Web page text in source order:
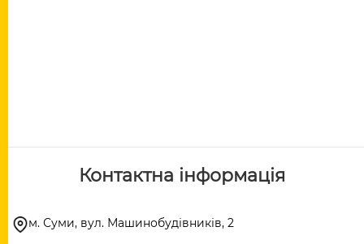
Контактна інформація
м. Суми, вул. Машинобудівників, 2